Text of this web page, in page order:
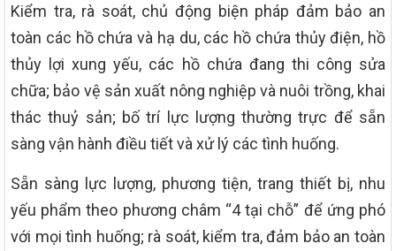
Kiểm tra, rà soát, chủ động biện pháp đảm bảo an
toàn các hồ chứa và hạ du, các hồ chứa thủy điện, hồ
thủy lợi xung yếu, các hồ chứa đang thi công sửa
chữa; bảo vệ sản xuất nông nghiệp và nuôi trồng, khai
thác thuỷ sản; bố trí lực lượng thường trực để sẵn
sàng vận hành điều tiết và xử lý các tình huống.
Sẵn sàng lực lượng, phương tiện, trang thiết bị, nhu
yếu phẩm theo phương châm “4 tại chỗ” để ứng phó
với mọi tình huống; rà soát, kiểm tra, đảm bảo an toàn